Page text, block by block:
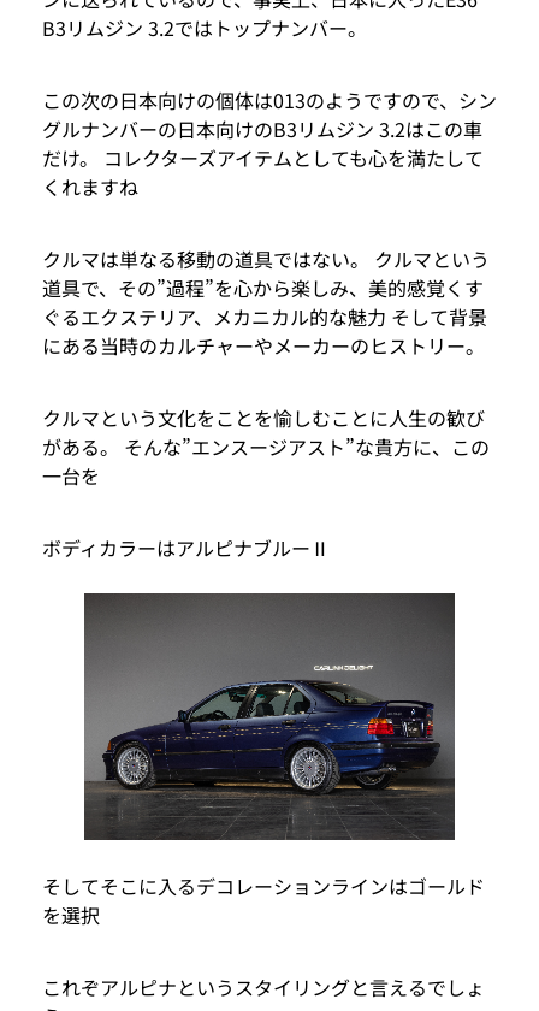
B3リムジン 3.2ではトップナンバー。
この次の日本向けの個体は013のようですので、シン
グルナンバーの日本向けのB3リムジン 3.2はこの車
だけ。 コレクターズアイテムとしても心を満たして
くれますね
クルマは単なる移動の道具ではない。 クルマという
道具で、その”過程”を心から楽しみ、美的感覚くす
ぐるエクステリア、メカニカル的な魅力 そして背景
にある当時のカルチャーやメーカーのヒストリー。
クルマという文化をことを愉しむことに人生の歓び
がある。 そんな”エンスージアスト”な貴方に、この
一台を
ボディカラーはアルピナブルーⅡ
そしてそこに入るデコレーションラインはゴールド
を選択
これぞアルピナというスタイリングと言えるでしょ